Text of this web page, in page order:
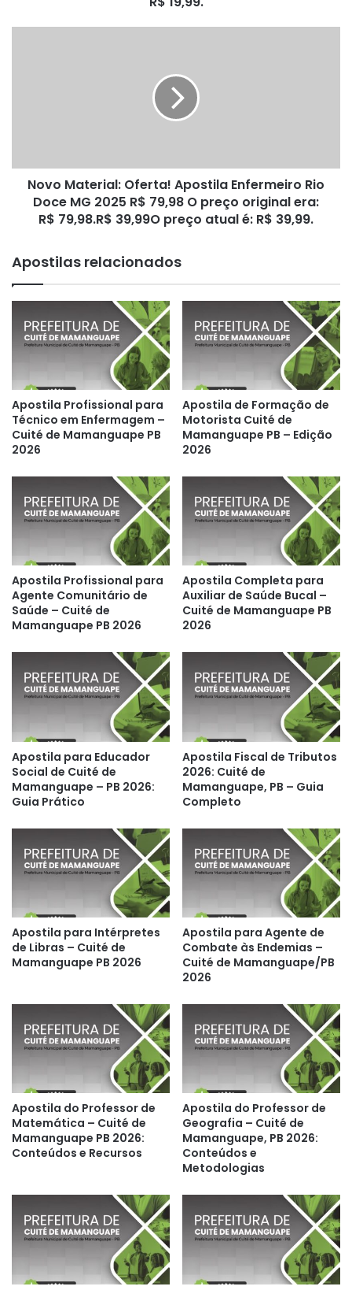
original
2025
R$ 79,98
R$ 79,98.R$ 39,99O
preço
atual
R$ 39,99.
Novo Material: Oferta! Apostila Enfermeiro Rio
Doce MG 2025 R$ 79,98 O preço original era:
R$ 79,98.R$ 39,99O preço atual é: R$ 39,99.
Apostilas relacionados
Apostila Profissional para
Técnico em Enfermagem –
Cuité de Mamanguape PB
2026
Apostila de Formação de
Motorista Cuité de
Mamanguape PB – Edição
2026
Apostila Profissional para
Agente Comunitário de
Saúde – Cuité de
Mamanguape PB 2026
Apostila Completa para
Auxiliar de Saúde Bucal –
Cuité de Mamanguape PB
2026
Apostila para Educador
Social de Cuité de
Mamanguape – PB 2026:
Guia Prático
Apostila Fiscal de Tributos
2026: Cuité de
Mamanguape, PB – Guia
Completo
Apostila para Intérpretes
de Libras – Cuité de
Mamanguape PB 2026
Apostila para Agente de
Combate às Endemias –
Cuité de Mamanguape/PB
2026
Apostila do Professor de
Matemática – Cuité de
Mamanguape PB 2026:
Conteúdos e Recursos
Apostila do Professor de
Geografia – Cuité de
Mamanguape, PB 2026:
Conteúdos e
Metodologias